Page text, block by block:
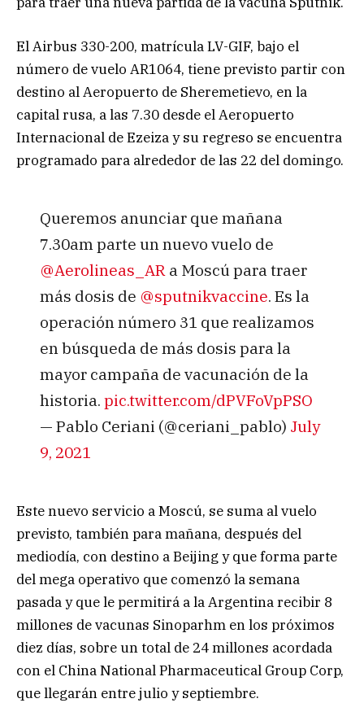
El Airbus 330-200, matrícula LV-GIF, bajo el
número de vuelo AR1064, tiene previsto partir con
destino al Aeropuerto de Sheremetievo, en la
capital rusa, a las 7.30 desde el Aeropuerto
Internacional de Ezeiza y su regreso se encuentra
programado para alrededor de las 22 del domingo.
Queremos anunciar que mañana
7.30am parte un nuevo vuelo de
@Aerolineas_ARa Moscú para traer
más dosis de @sputnikvaccine. Es la
operación número 31 que realizamos
en búsqueda de más dosis para la
mayor campaña de vacunación de la
historia. pic.twitter.com/dPVFoVpPSO
— Pablo Ceriani (@ceriani_pablo) July
9, 2021
Este nuevo servicio a Moscú, se suma al vuelo
previsto, también para mañana, después del
mediodía, con destino a Beijing y que forma parte
del mega operativo que comenzó la semana
pasada y que le permitirá a la Argentina recibir 8
millones de vacunas Sinoparhm en los próximos
diez días, sobre un total de 24 millones acordada
con el China National Pharmaceutical Group Corp,
que llegarán entre julio y septiembre.